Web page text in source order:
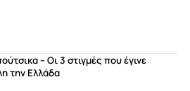
– Οι 3 στιγμές που έγινε
την Ελλάδα